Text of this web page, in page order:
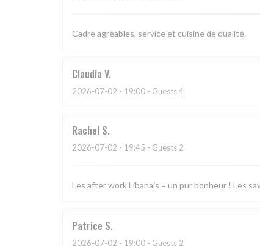
Cadre agréables, service et cuisine de qualité.
Claudia V
2026-07-02 - 19:00 - Guests 4
Rachel S
2026-07-02 - 19:45 - Guests 2
Les after work Libanais = un pur bonheur ! Les
Patrice S
2026-07-02 - 19:00 - Guests 2